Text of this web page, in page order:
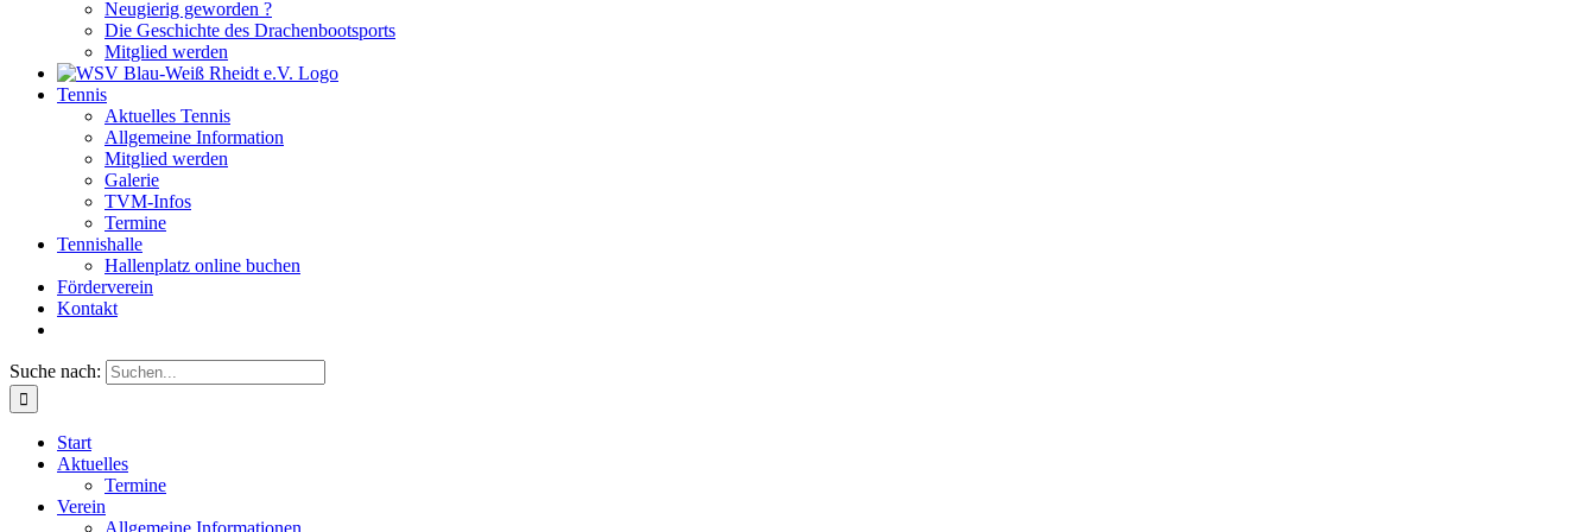
Neugierig geworden ?
Die Geschichte des Drachenbootsports
Mitglied werden
Tennis
Aktuelles Tennis
Allgemeine Information
Mitglied werden
Galerie
TVM-Infos
Termine
Tennishalle
Hallenplatz online buchen
Förderverein
Kontakt
Suche nach:
Start
Aktuelles
Termine
Verein
Allgemeine Informationen